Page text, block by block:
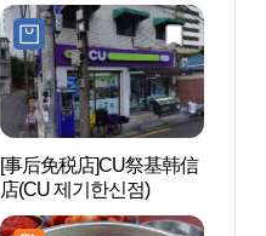
[事后免税店]CU祭基韩信
店(CU 제기한신점)